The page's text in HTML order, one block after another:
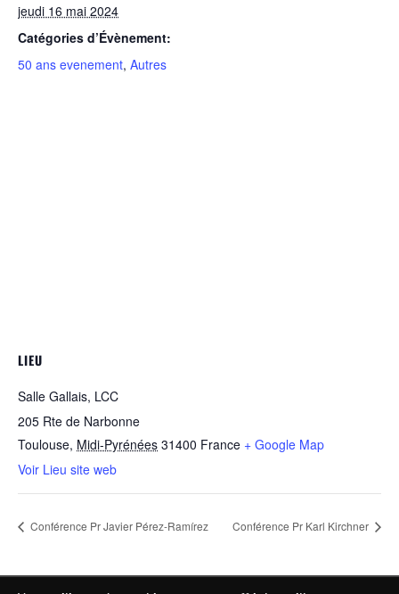
jeudi 16 mai 2024
Catégories d’Évènement:
50 ans evenement, Autres
LIEU
Salle Gallais, LCC
205 Rte de Narbonne
Toulouse, Midi-Pyrénées 31400 France + Google Map
Voir Lieu site web
Conférence Pr Javier Pérez-Ramírez Conférence Pr Karl Kirchner